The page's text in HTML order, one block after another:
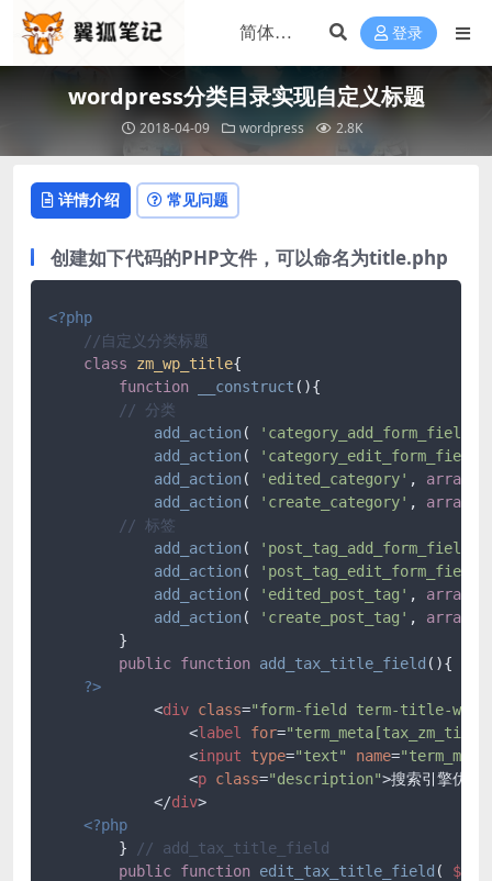
登录
wordpress分类目录实现自定义标题
2018-04-09 wordpress 2.8K
详情介绍 常见问题
创建如下代码的PHP文件，可以命名为title.php
<?php
//自定义分类标题
class
zm_wp_title{
function
__construct ( ){
// 分类
add_action( 'category_add_form_fields'
add_action(
add_action( 'edited_category' , array
add_action( 'create_category' , array
// 标签
add_action( 'post_tag_add_form_fields'
add_action(
add_action( 'edited_post_tag' , array
add_action( 'create_post_tag' , array
        }
public function add_tax_title_field ( ){
?>
<div class="form-field term-title-
<label for=
<input type="text" name=
<p class="description">搜索引擎优化
</div>
<?php
        }
// add_tax_title_field
public function edit_tax_title_field (